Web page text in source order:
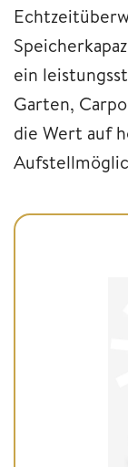
ein
Garten,
die Wert auf